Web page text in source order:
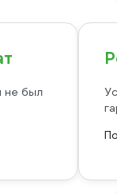
не был